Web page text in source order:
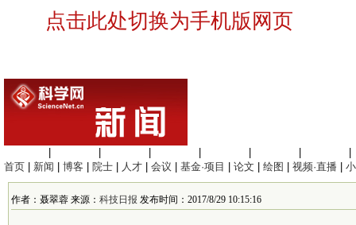
点击此处切换为手机版网页
首页
新闻 博客 院士 人才 会议 基金·项目 论文 绘图 视频·直播
作者：聂翠蓉 来源： 科技日报 发布时间：2017/8/29 10:15:16